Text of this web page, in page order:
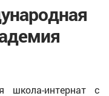
школа-интернат с